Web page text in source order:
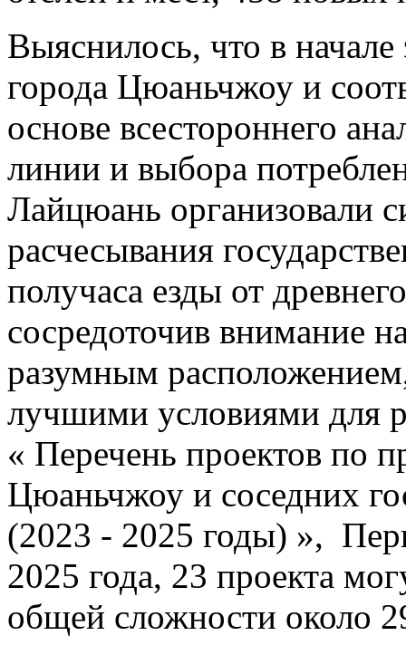
Выяснилось, что в начале
города Цюаньчжоу и
основе всестороннего
линии и выбора
Лайцюань организовали
расчесывания
получаса езды от
сосредоточив внимание
разумным
лучшими условиями для
« Перечень проектов по
Цюаньчжоу и соседних
(2023 - 2025 годы) »,
2025 года, 23 проекта
общей сложности около